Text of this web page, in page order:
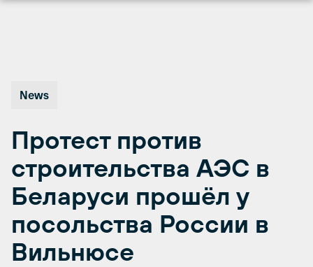
News
Протест против
строительства АЭС в
Беларуси прошёл у
посольства России в
Вильнюсе